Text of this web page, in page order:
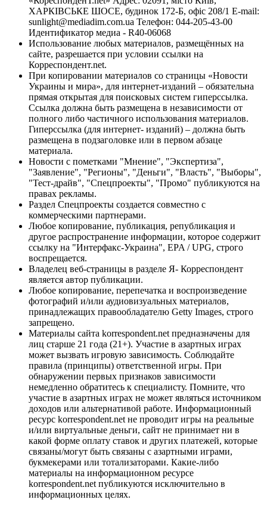
ХАРКІВСЬКЕ ШОСЕ, будинок 172-Б, офіс 208/1 E-mail:
sunlight@mediadim.com.ua Телефон: 044-205-43-00
Идентификатор медиа - R40-06068
Использование любых материалов, размещённых на
сайте, разрешается при условии ссылки на
Корреспондент.net.
При копировании материалов со страницы «Новости
Украины и мира», для интернет-изданий – обязательна
прямая открытая для поисковых систем гиперссылка.
Ссылка должна быть размещена в независимости от
полного либо частичного использования материалов.
Гиперссылка (для интернет- изданий) – должна быть
размещена в подзаголовке или в первом абзаце
материала.
Новости с пометками "Мнение", "Экспертиза",
"Заявление", "Регионы", "Деньги", "Власть", "Выборы",
"Тест-драйв", "Спецпроекты", "Промо" публикуются на
правах рекламы.
Раздел Спецпроекты создается совместно с
коммерческими партнерами.
Любое копирование, публикация, републикация и
другое распространение информации, которое содержит
ссылку на "Интерфакс-Украина", EPA / UPG, строго
воспрещается.
Владелец веб-страницы в разделе Я- Корреспондент
является автор публикации.
Любое копирование, перепечатка и воспроизведение
фотографий и/или аудиовизуальных материалов,
принадлежащих правообладателю Getty Images, строго
запрещено.
Материалы сайта korrespondent.net предназначены для
лиц старше 21 года (21+). Участие в азартных играх
может вызвать игровую зависимость. Соблюдайте
правила (принципы) ответственной игры. При
обнаружении первых признаков зависимости
немедленно обратитесь к специалисту. Помните, что
участие в азартных играх не может являться источником
доходов или альтернативой работе. Информационный
ресурс korrespondent.net не проводит игры на реальные
и/или виртуальные деньги, сайт не принимает ни в
какой форме оплату ставок и других платежей, которые
связаны/могут быть связаны с азартными играми,
букмекерами или тотализаторами. Какие-либо
материалы на информационном ресурсе
korrespondent.net публикуются исключительно в
информационных целях.